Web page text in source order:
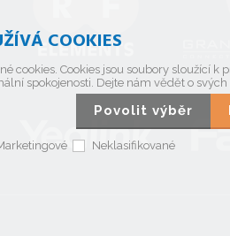
COOKIES
cookies. Cookies jsou soubory sloužící
spokojenosti. Dejte nám vědět o
Povolit výběr
Neklasifikované